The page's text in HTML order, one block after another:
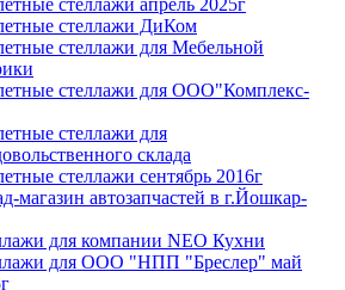
стеллажи апрель 2025г
стеллажи ДиКом
стеллажи для Мебельной
стеллажи для ООО"Комплекс-
стеллажи для
склада
стеллажи сентябрь 2016г
магазин автозапчастей в г.Йошкар-
для компании NEO Кухни
для ООО "НПП "Бреслер" май